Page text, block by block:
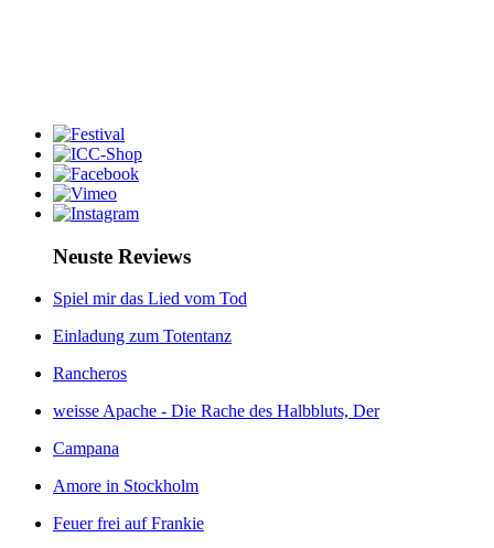
Neuste Reviews
Spiel mir das Lied vom Tod
Einladung zum Totentanz
Rancheros
weisse Apache - Die Rache des Halbbluts, Der
Campana
Amore in Stockholm
Feuer frei auf Frankie